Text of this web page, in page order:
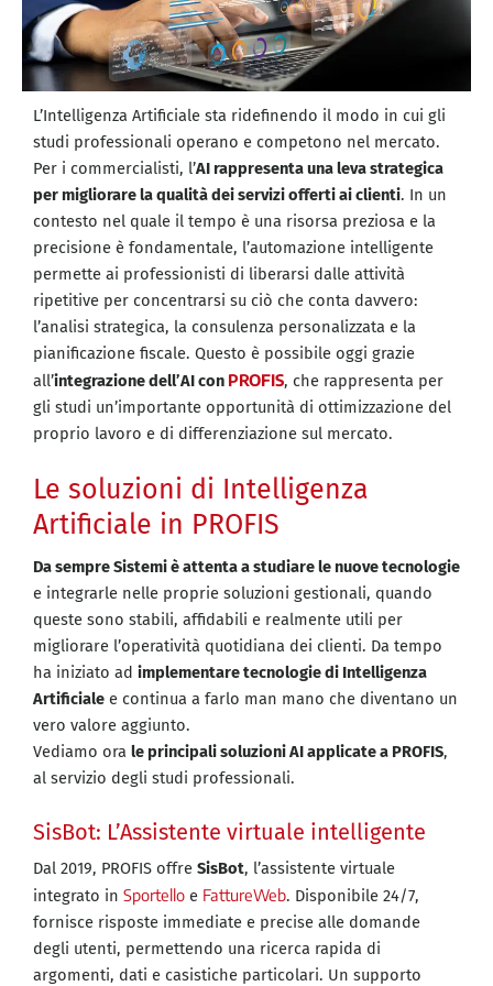
L’Intelligenza Artificiale sta ridefinendo il modo in cui gli
studi professionali operano e competono nel mercato.
Per i commercialisti, l’AI rappresenta una leva strategica
per migliorare la qualità dei servizi offerti ai clienti. In un
contesto nel quale il tempo è una risorsa preziosa e la
precisione è fondamentale, l’automazione intelligente
permette ai professionisti di liberarsi dalle attività
ripetitive per concentrarsi su ciò che conta davvero:
l’analisi strategica, la consulenza personalizzata e la
pianificazione fiscale. Questo è possibile oggi grazie
all’integrazione dell’AI con PROFIS, che rappresenta per
gli studi un’importante opportunità di ottimizzazione del
proprio lavoro e di differenziazione sul mercato.
Le soluzioni di Intelligenza
Artificiale in PROFIS
Da sempre Sistemi è attenta a studiare le nuove tecnologie
e integrarle nelle proprie soluzioni gestionali, quando
queste sono stabili, affidabili e realmente utili per
migliorare l’operatività quotidiana dei clienti. Da tempo
ha iniziato ad implementare tecnologie di Intelligenza
Artificiale e continua a farlo man mano che diventano un
vero valore aggiunto.
Vediamo ora le principali soluzioni AI applicate a PROFIS,
al servizio degli studi professionali.
SisBot: L’Assistente virtuale intelligente
Dal 2019, PROFIS offre SisBot, l’assistente virtuale
integrato in Sportello e FattureWeb. Disponibile 24/7,
fornisce risposte immediate e precise alle domande
degli utenti, permettendo una ricerca rapida di
argomenti, dati e casistiche particolari. Un supporto